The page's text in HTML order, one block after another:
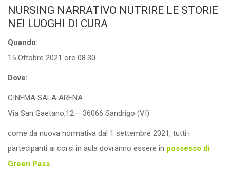
NURSING NARRATIVO NUTRIRE LE STORIE
NEI LUOGHI DI CURA
Quando:
15 Ottobre 2021 ore 08.30
Dove:
CINEMA SALA ARENA
Via San Gaetano,12 – 36066 Sandrigo (VI)
come da nuova normativa dal 1 settembre 2021, tutti i
partecipanti ai corsi in aula dovranno essere in possesso di
Green Pass.